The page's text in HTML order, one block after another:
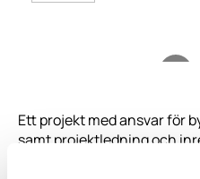
Ett projekt med ansvar för
samt projektledning och